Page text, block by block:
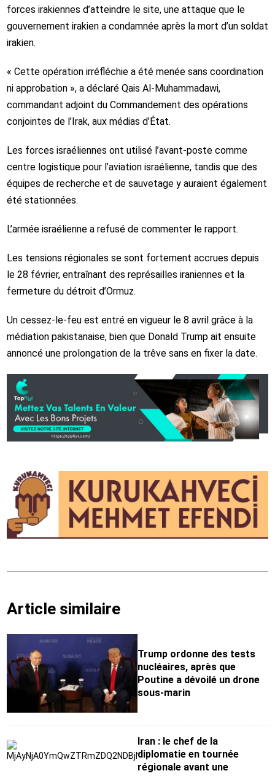
forces irakiennes d’atteindre le site, une attaque que le
gouvernement irakien a condamnée après la mort d’un soldat
irakien.
« Cette opération irréfléchie a été menée sans coordination
ni approbation », a déclaré Qais Al-Muhammadawi,
commandant adjoint du Commandement des opérations
conjointes de l’Irak, aux médias d’État.
Les forces israéliennes ont utilisé l’avant-poste comme
centre logistique pour l’aviation israélienne, tandis que des
équipes de recherche et de sauvetage y auraient également
été stationnées.
L’armée israélienne a refusé de commenter le rapport.
Les tensions régionales se sont fortement accrues depuis
le 28 février, entraînant des représailles iraniennes et la
fermeture du détroit d’Ormuz.
Un cessez-le-feu est entré en vigueur le 8 avril grâce à la
médiation pakistanaise, bien que Donald Trump ait ensuite
annoncé une prolongation de la trêve sans en fixer la date.
Article similaire
Trump ordonne des tests
nucléaires, après que
Poutine a dévoilé un drone
sous-marin
Iran : le chef de la
diplomatie en tournée
régionale avant une